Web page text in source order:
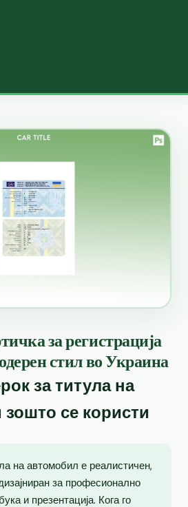
за регистрација
стил во Украина
за титула на
се користи
на автомобил е реалистичен,
за професионално
и презентација. Кога го